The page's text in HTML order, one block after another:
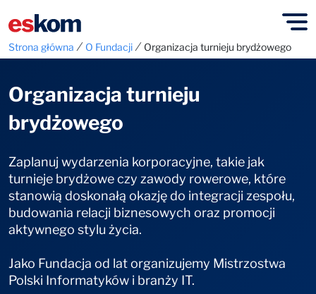
Strona główna ⁄ O Fundacji⁄ Organizacja turnieju brydżowego
Organizacja turnieju
brydżowego
Zaplanuj wydarzenia korporacyjne, takie jak
turnieje brydżowe czy zawody rowerowe, które
stanowią doskonałą okazję do integracji zespołu,
budowania relacji biznesowych oraz promocji
aktywnego stylu życia.
Jako Fundacja od lat organizujemy Mistrzostwa
Polski Informatyków i branży IT.